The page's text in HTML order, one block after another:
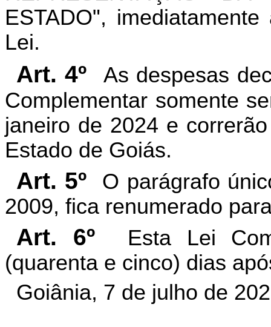
ESTADO",
Lei.
Art. 4º
As despesas
Complementar somente
janeiro de 2024 e
Estado de Goiás.
Art. 5º
O parágrafo
2009, fica renumerado
Art. 6º
Esta Lei
(quarenta e cinco) dias
Goiânia, 7 de julho de